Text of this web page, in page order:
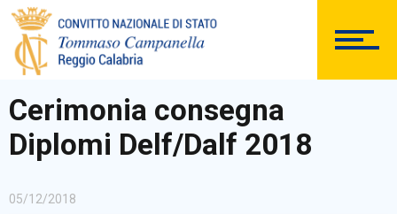
DOCUMENTAZIONE
Cerimonia consegna
Diplomi Delf/Dalf 2018
05/12/2018